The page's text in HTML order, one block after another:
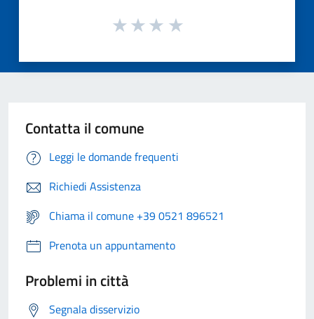
Contatta il comune
Leggi le domande frequenti
Richiedi Assistenza
Chiama il comune +39 0521 896521
Prenota un appuntamento
Problemi in città
Segnala disservizio